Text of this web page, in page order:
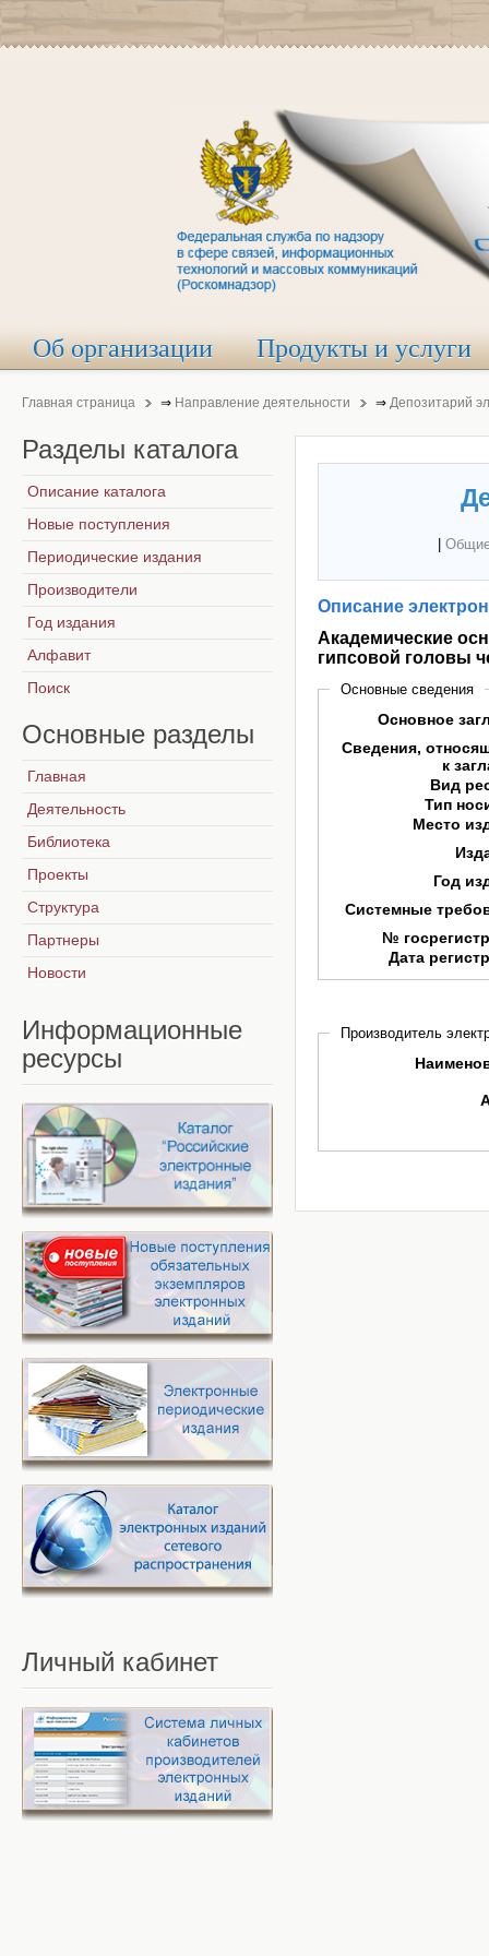
Об организации Продукты и услуги
Главная страница ⇒ Направление деятельности ⇒ Депозитарий
Описание
Академические
гипсовой головы
Основные сведения
Основное
Сведения,
к
Вид
Тип
Место
Год
Системные
№
Дата
Производитель
Разделы каталога
Описание каталога
Новые поступления
Периодические издания
Производители
Год издания
Алфавит
Поиск
Основные разделы
Главная
Деятельность
Библиотека
Проекты
Структура
Партнеры
Новости
Информационные
ресурсы
Личный кабинет